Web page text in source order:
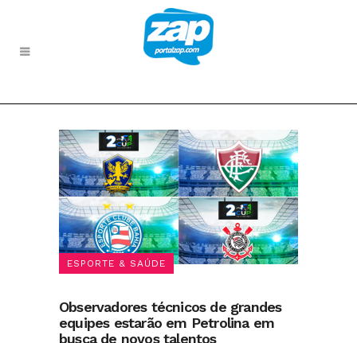
ESPORTE & SAÚDE
Observadores técnicos de grandes
equipes estarão em Petrolina em
busca de novos talentos